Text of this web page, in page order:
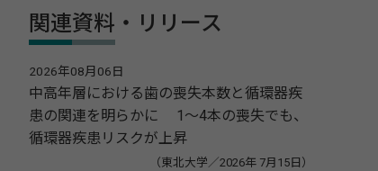
関連資料・リリース
2026年08月06日
中高年層における歯の喪失本数と循環器疾
患の関連を明らかに 1～4本の喪失でも、
循環器疾患リスクが上昇
（東北大学／2026年 7月15日）